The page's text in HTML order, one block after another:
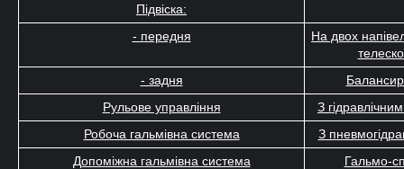
Підвіска:
- передня
На двох
- задня
Рульове управління
З
Робоча гальмівна система
З
Допоміжна гальмівна система
Гальмо-